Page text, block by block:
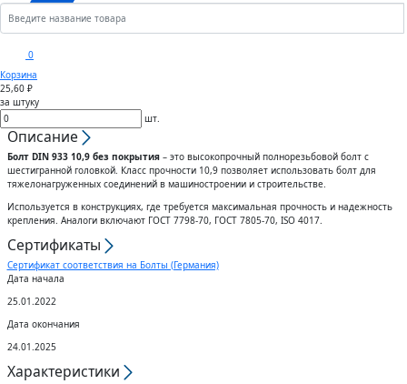
0
Корзина
Анкеры
Шплинты
Штифты
Дюбели
Шурупы
Гвозди
Спец.крепеж
Шпоночный материал
Скобы
Крюки
Вертлюги
Блоки
Сектора управления к
дроссельному клапану
Воздуховоды гибкие
Диффузоры для вентиляции
Штампованные изделия
Клапаны
Гибкие вставки
Воздухо-распределители
25,60 ₽
за штуку
шт.
Описание
Болт DIN 933 10,9 без покрытия– это высокопрочный полнорезьбовой болт с
шестигранной головкой. Класс прочности 10,9 позволяет использовать болт для
тяжелонагруженных соединений в машиностроении и строительстве.
Используется в конструкциях, где требуется максимальная прочность и надежность
крепления. Аналоги включают ГОСТ 7798-70, ГОСТ 7805-70, ISO 4017.
Сертификаты
Сертификат соответствия на Болты (Германия)
Дата начала
25.01.2022
Дата окончания
24.01.2025
Характеристики